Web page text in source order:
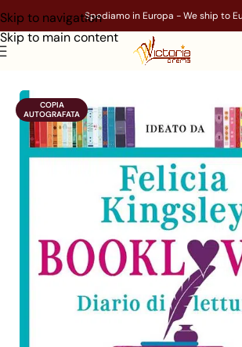
Skip to navigation
Skip to main content
Spediamo in Europa - We ship to
Classici
COPIA
AUTOGRAFATA